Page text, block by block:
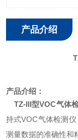
产品介绍
产品介绍：
TZ-III型VOC气体
持式VOC气体检测
测量数据的准确性和